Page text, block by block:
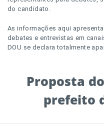
Proposta
prefeito
do candidato.
As informações aqui
debates e entrevistas em
DOU se declara totalmente